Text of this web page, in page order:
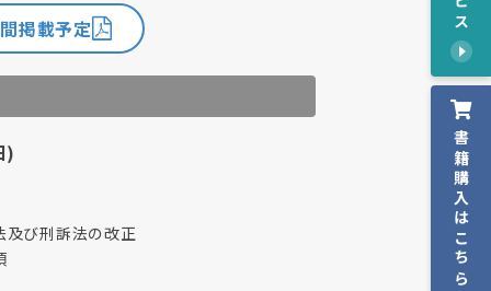
書籍購入はこちら
掲載予定
)
及び刑訴法の改正